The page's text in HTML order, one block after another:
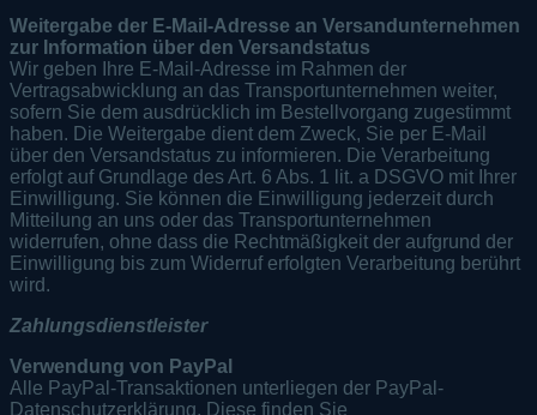
Weitergabe der E-Mail-Adresse an Versandunternehmen
zur Information über den Versandstatus
Wir geben Ihre E-Mail-Adresse im Rahmen der
Vertragsabwicklung an das Transportunternehmen weiter,
sofern Sie dem ausdrücklich im Bestellvorgang zugestimmt
haben. Die Weitergabe dient dem Zweck, Sie per E-Mail
über den Versandstatus zu informieren. Die Verarbeitung
erfolgt auf Grundlage des Art. 6 Abs. 1 lit. a DSGVO mit Ihrer
Einwilligung. Sie können die Einwilligung jederzeit durch
Mitteilung an uns oder das Transportunternehmen
widerrufen, ohne dass die Rechtmäßigkeit der aufgrund der
Einwilligung bis zum Widerruf erfolgten Verarbeitung berührt
wird.
Zahlungsdienstleister
Verwendung von PayPal
Alle PayPal-Transaktionen unterliegen der PayPal-
Datenschutzerklärung. Diese finden Sie